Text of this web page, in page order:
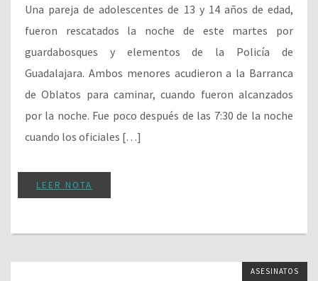
Una pareja de adolescentes de 13 y 14 años de edad,
fueron rescatados la noche de este martes por
guardabosques y elementos de la Policía de
Guadalajara. Ambos menores acudieron a la Barranca
de Oblatos para caminar, cuando fueron alcanzados
por la noche. Fue poco después de las 7:30 de la noche
cuando los oficiales […]
LEER NOTA
ASESINATOS